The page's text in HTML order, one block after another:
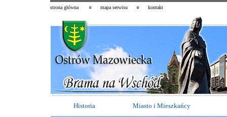
strona główna mapa serwisu kontakt
Historia Miasto i Mieszkańcy